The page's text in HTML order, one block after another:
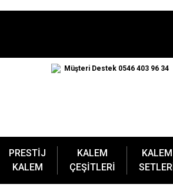
Müşteri Destek 0546 403 96 34
PRESTİJ
KALEM
KALEM
ÇEŞİTLERİ
KALEM